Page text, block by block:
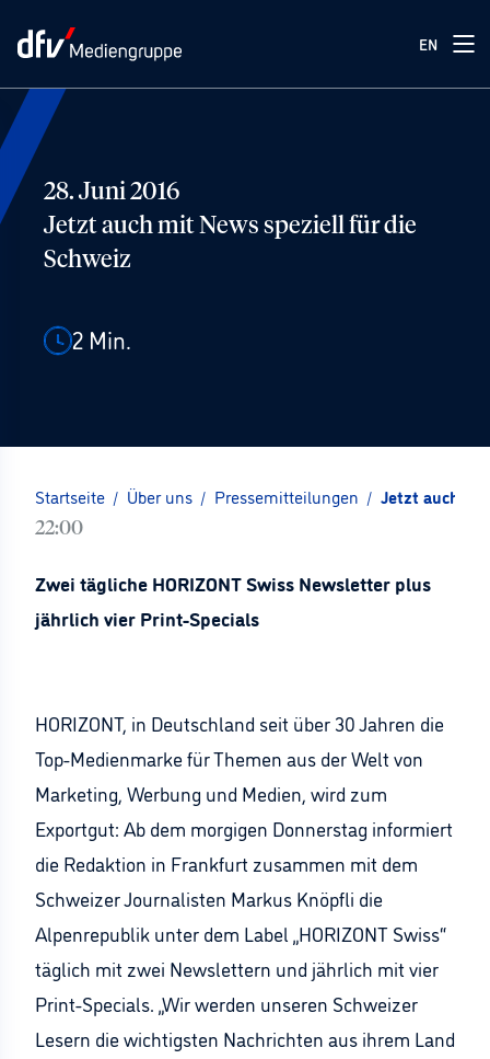
EN
28. Juni 2016
Jetzt auch mit News speziell für die
Schweiz
2 Min.
Startseite / Über uns / Pressemitteilungen / Jetzt auch
22:00
Zwei tägliche HORIZONT Swiss Newsletter plus
jährlich vier Print-Specials
HORIZONT, in Deutschland seit über 30 Jahren die
Top-Medienmarke für Themen aus der Welt von
Marketing, Werbung und Medien, wird zum
Exportgut: Ab dem morgigen Donnerstag informiert
die Redaktion in Frankfurt zusammen mit dem
Schweizer Journalisten Markus Knöpfli die
Alpenrepublik unter dem Label „HORIZONT Swiss“
täglich mit zwei Newslettern und jährlich mit vier
Print-Specials. „Wir werden unseren Schweizer
Lesern die wichtigsten Nachrichten aus ihrem Land